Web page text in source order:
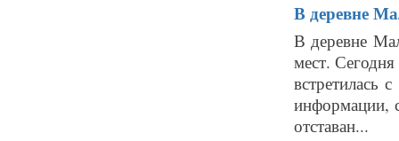
В деревне
В деревне
мест.
информации,
отставан...